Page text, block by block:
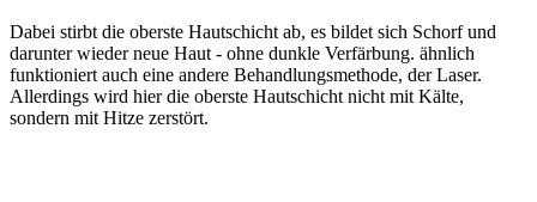
Dabei stirbt die oberste Hautschicht ab, es bildet sich Schorf und
darunter wieder neue Haut - ohne dunkle Verfärbung. ähnlich
funktioniert auch eine andere Behandlungsmethode, der Laser.
Allerdings wird hier die oberste Hautschicht nicht mit Kälte,
sondern mit Hitze zerstört.